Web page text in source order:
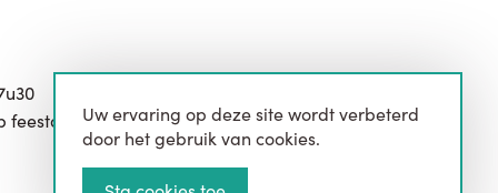
feestdagen.
website door
Uw ervaring op deze site wordt verbeterd
door het gebruik van cookies.